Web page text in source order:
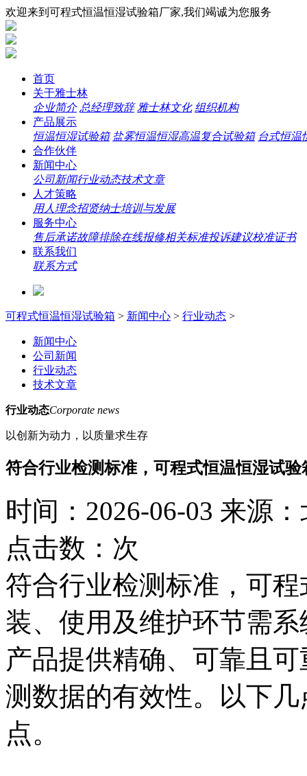
欢迎来到可程式恒温恒湿试验箱厂家,我们竭诚为您服务
首页
关于雅士林
企业简介 总经理致辞 雅士林文化 组织机构
产品展示
恒温恒湿试验箱 盐雾恒温恒湿高温复合试验箱 台式恒温
合作伙伴
新闻中心
公司新闻行业动态技术文章
人才策略
用人理念招贤纳士培训与发展
服务中心
售后承诺故障排除在线报修相关标准投诉建议校准证书
联系我们
联系方式
可程式恒温恒湿试验箱 > 新闻中心 > 行业动态 >
新闻中心
公司新闻
行业动态
技术文章
行业动态Corporate news
以创新为动力，以质量求生存
符合行业检测标准，可程式恒温恒湿试
时间：2026-06-03 来源
点击数： 次
符合行业检测标准，可
装、使用及维护环节需
产品提供精确、可靠且
测数据的有效性。以下
点。